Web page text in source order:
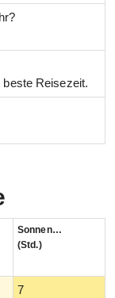
Reisezeit.
Sonnenstunden
(Std.)
7